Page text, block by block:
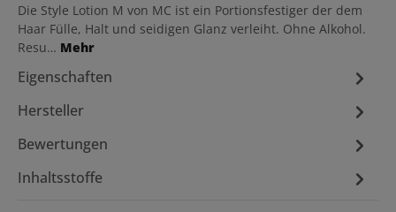
Die Style Lotion M von MC ist ein Portionsfestiger der dem
Haar Fülle, Halt und seidigen Glanz verleiht. Ohne Alkohol.
Resu… Mehr
Eigenschaften
Hersteller
Bewertungen
Inhaltsstoffe